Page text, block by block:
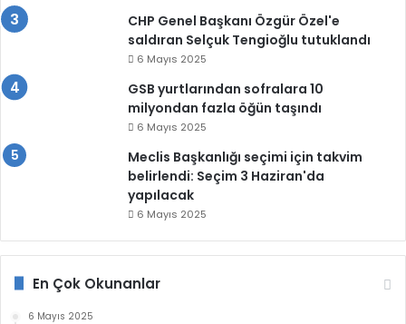
CHP Genel Başkanı Özgür Özel'e
saldıran Selçuk Tengioğlu tutuklandı
6 Mayıs 2025
GSB yurtlarından sofralara 10
milyondan fazla öğün taşındı
6 Mayıs 2025
Meclis Başkanlığı seçimi için takvim
belirlendi: Seçim 3 Haziran'da
yapılacak
6 Mayıs 2025
En Çok Okunanlar
6 Mayıs 2025